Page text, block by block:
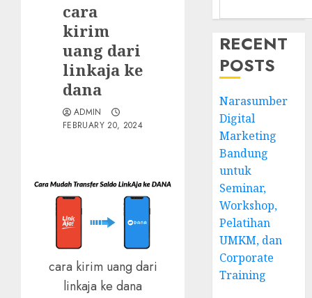
cara
kirim
uang dari
linkaja ke
dana
ADMIN
FEBRUARY 20, 2024
cara kirim uang dari
linkaja ke dana
RECENT
POSTS
Narasumber
Digital
Marketing
Bandung
untuk
Seminar,
Workshop,
Pelatihan
UMKM, dan
Corporate
Training